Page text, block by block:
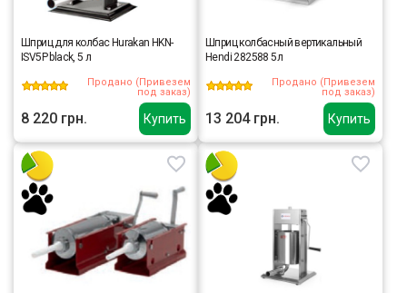
Купить
Шприц для колбас Hurakan HKN-
ISV5P black, 5 л
Продано (Привезем
под заказ)
8 220 грн. Купить
Шприц колбасный вертикальный
Hendi 282588 5л
Продано (Привезем
под заказ)
13 204 грн.